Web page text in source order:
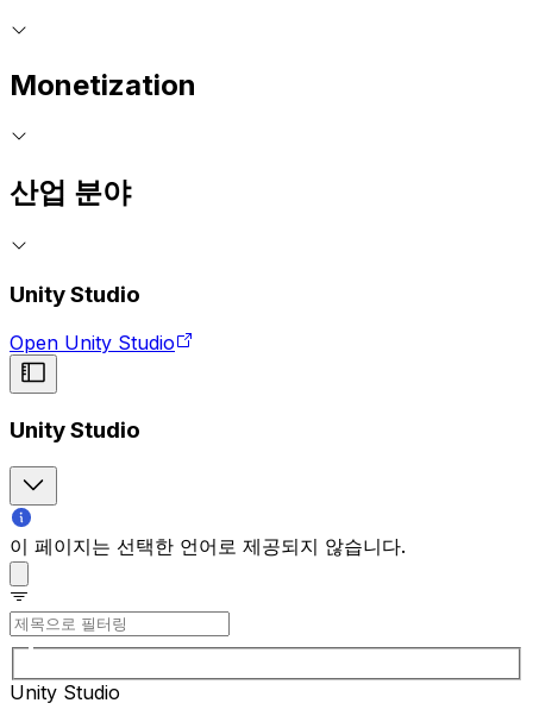
Monetization
산업 분야
Unity Studio
Open Unity Studio
Unity Studio
이 페이지는 선택한 언어로 제공되지 않습니다.
Unity Studio